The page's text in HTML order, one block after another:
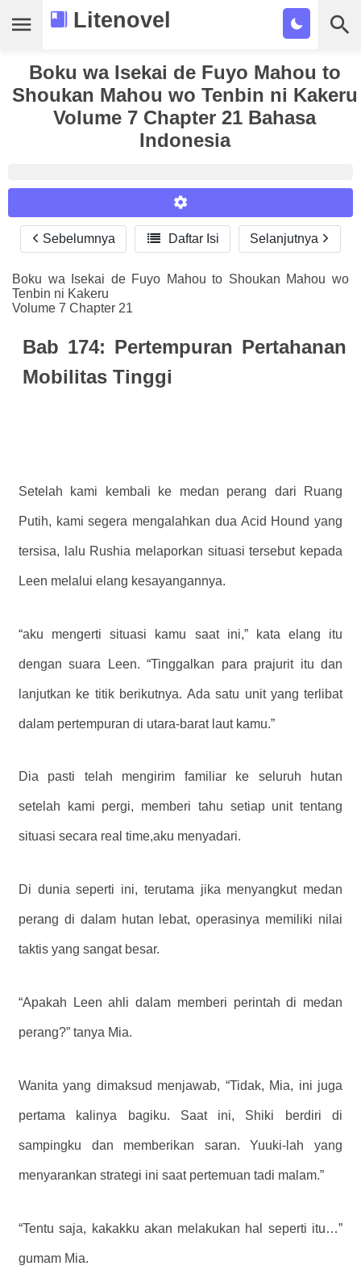
Litenovel
Daftar Novel
Tamat
Cari
Boku wa Isekai de Fuyo Mahou to
Shoukan Mahou wo Tenbin ni Kakeru
Volume 7 Chapter 21 Bahasa
Indonesia
Reader Settings
Font :
Titillium Web
A-
16 A+
Sebelumnya  Daftar Isi Selanjutnya
Boku wa Isekai de Fuyo Mahou to Shoukan Mahou wo
Tenbin ni Kakeru
Volume 7 Chapter 21
Bab 174: Pertempuran Pertahanan
Mobilitas Tinggi
Setelah kami kembali ke medan perang dari Ruang
Putih, kami segera mengalahkan dua Acid Hound yang
tersisa, lalu Rushia melaporkan situasi tersebut kepada
Leen melalui elang kesayangannya.
“aku mengerti situasi kamu saat ini,” kata elang itu
dengan suara Leen. “Tinggalkan para prajurit itu dan
lanjutkan ke titik berikutnya. Ada satu unit yang terlibat
dalam pertempuran di utara-barat laut kamu.”
Dia pasti telah mengirim familiar ke seluruh hutan
setelah kami pergi, memberi tahu setiap unit tentang
situasi secara real time,aku menyadari.
Di dunia seperti ini, terutama jika menyangkut medan
perang di dalam hutan lebat, operasinya memiliki nilai
taktis yang sangat besar.
“Apakah Leen ahli dalam memberi perintah di medan
perang?” tanya Mia.
Wanita yang dimaksud menjawab, “Tidak, Mia, ini juga
pertama kalinya bagiku. Saat ini, Shiki berdiri di
sampingku dan memberikan saran. Yuuki-lah yang
menyarankan strategi ini saat pertemuan tadi malam.”
“Tentu saja, kakakku akan melakukan hal seperti itu…”
gumam Mia.